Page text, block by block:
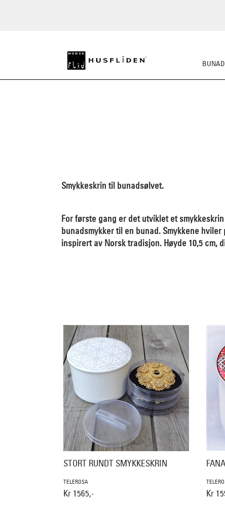
BUNAD
Smykkeskrin til bunadsølvet.
For første gang er det utviklet et
bunadsmykker til en bunad. Smykkene
inspirert av Norsk tradisjon. Høyde 10,5 cm,
STORT RUNDT SMYKKESKRIN
TELEROSA
Kr 1565,- Kr